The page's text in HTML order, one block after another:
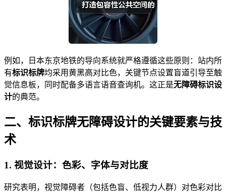
例如，日本东京地铁的导向系统就严格遵循这些原则：站内所
有标识标牌均采用黄黑高对比色，关键节点设置盲道引导至触
觉信息板，同时配备多语言语音查询机。这正是无障碍标识设
计的典范。
二、标识标牌无障碍设计的关键要素与技
术
1. 视觉设计：色彩、字体与对比度
研究表明，视觉障碍者（包括色盲、低视力人群）对色彩对比